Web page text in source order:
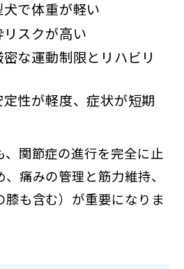
で体重が軽い
スクが高い
な運動制限とリハビリ
性が軽度、症状が短期
関節症の進行を完全に止
痛みの管理と筋力維持、
も含む）が重要になりま